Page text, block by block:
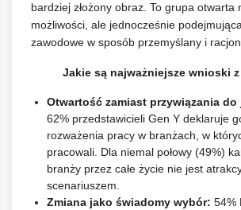
bardziej złożony obraz. To grupa otwarta
możliwości, ale jednocześnie
zawodowe w sposób przemyślany i
Jakie są najważniejsze wnioski
Otwartość zamiast przywiązania
62% przedstawicieli Gen Y deklaruje
rozważenia pracy w branżach, w
pracowali. Dla niemal połowy (49%)
branży przez całe życie nie jest
scenariuszem.
Zmiana jako świadomy wybór: 54%